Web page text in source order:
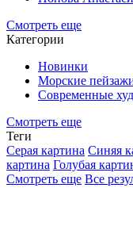
Смотреть еще
Категории
Новинки
Морские
Современные
Смотреть еще
Теги
Серая картина Синяя
картина Голубая
Смотреть еще Все